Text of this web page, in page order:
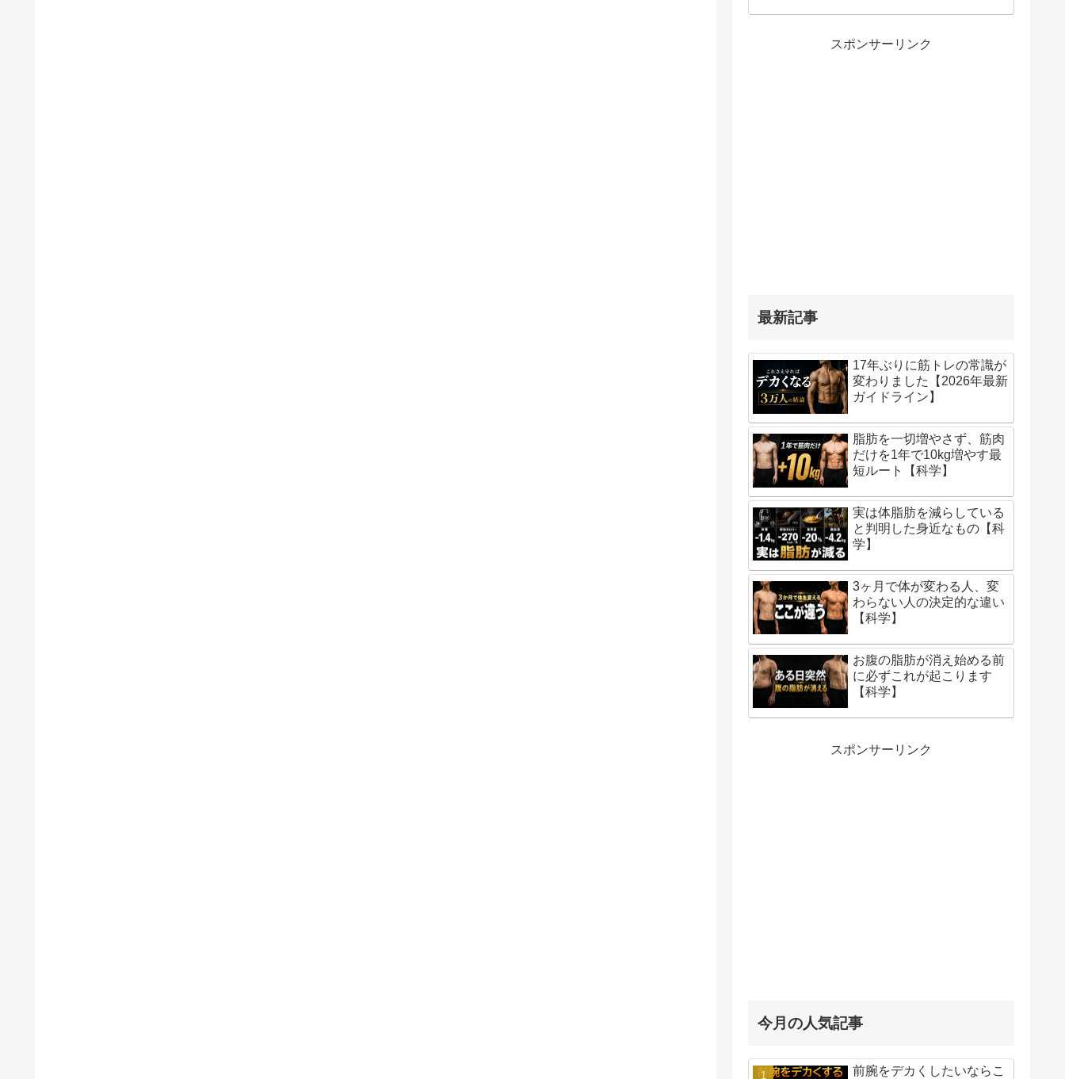
スポンサーリンク
最新記事
17年ぶりに筋トレの常識が
変わりました【2026年最新
ガイドライン】
脂肪を一切増やさず、筋肉
だけを1年で10kg増やす最
短ルート【科学】
実は体脂肪を減らしている
と判明した身近なもの【科
学】
3ヶ月で体が変わる人、変
わらない人の決定的な違い
【科学】
お腹の脂肪が消え始める前
に必ずこれが起こります
【科学】
スポンサーリンク
今月の人気記事
前腕をデカくしたいならこ